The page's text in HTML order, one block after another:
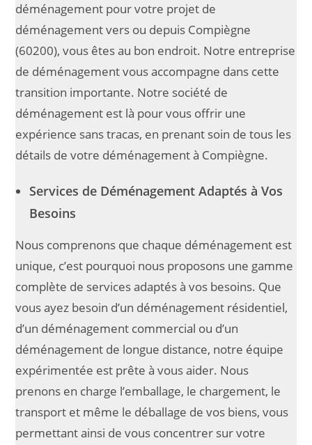
déménagement pour votre projet de
déménagement vers ou depuis Compiègne
(60200), vous êtes au bon endroit. Notre entreprise
de déménagement vous accompagne dans cette
transition importante. Notre société de
déménagement est là pour vous offrir une
expérience sans tracas, en prenant soin de tous les
détails de votre déménagement à Compiègne.
Services de Déménagement Adaptés à Vos
Besoins
Nous comprenons que chaque déménagement est
unique, c’est pourquoi nous proposons une gamme
complète de services adaptés à vos besoins. Que
vous ayez besoin d’un déménagement résidentiel,
d’un déménagement commercial ou d’un
déménagement de longue distance, notre équipe
expérimentée est prête à vous aider. Nous
prenons en charge l’emballage, le chargement, le
transport et même le déballage de vos biens, vous
permettant ainsi de vous concentrer sur votre